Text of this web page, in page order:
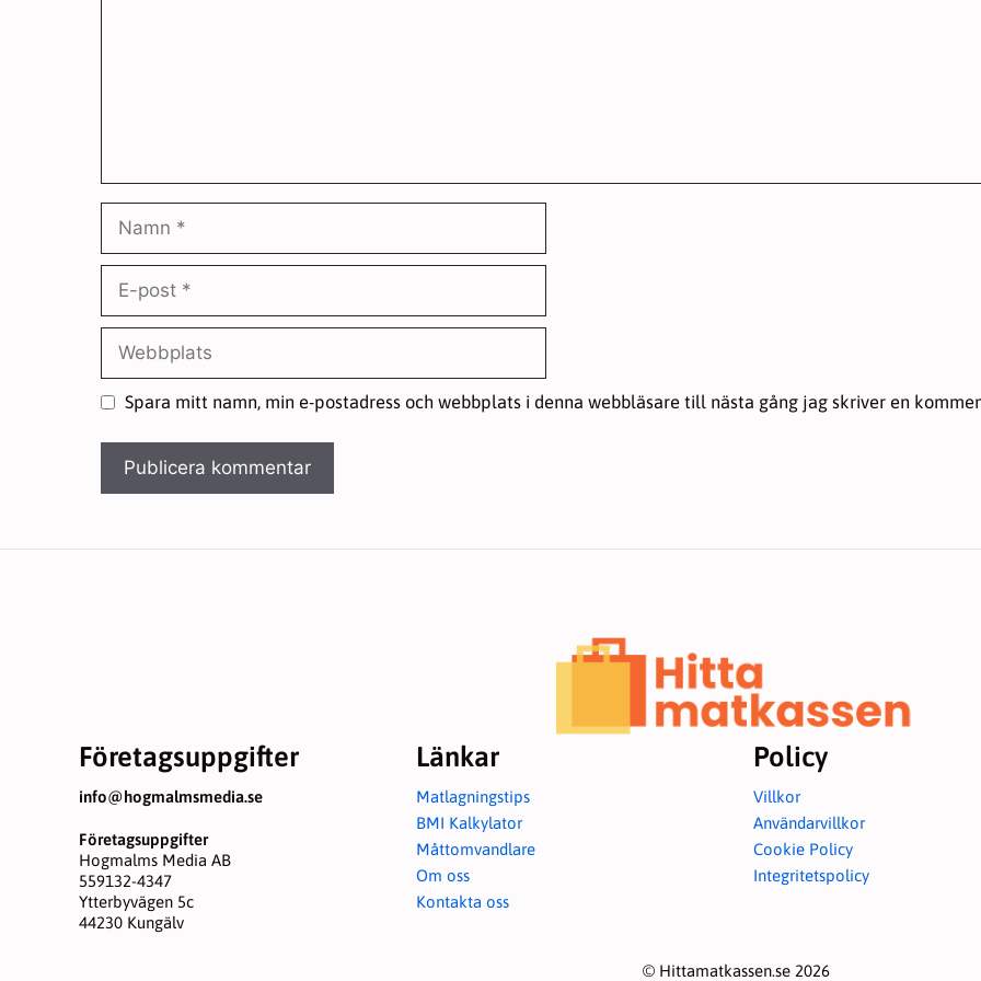
post
Spara mitt namn, min e-postadress och webbplats i denna webbläsare till nästa gång jag skriver en
Företagsuppgifter
info@hogmalmsmedia.se
Företagsuppgifter
Hogmalms Media AB
559132-4347
Ytterbyvägen 5c
44230 Kungälv
Länkar
Matlagningstips
BMI Kalkylator
Måttomvandlare
Om oss
Kontakta oss
Policy
Villkor
Användarvillkor
Cookie Policy
Integritetspolicy
© Hittamatkassen.se 2026